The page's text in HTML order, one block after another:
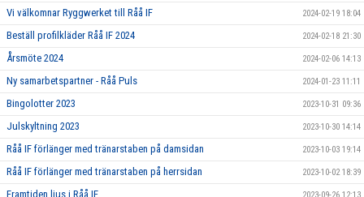
Vi välkomnar Ryggwerket till Råå IF 2024-02-19 18:04
Beställ profilkläder Råå IF 2024 2024-02-18 21:30
Årsmöte 2024 2024-02-06 14:13
Ny samarbetspartner - Råå Puls 2024-01-23 11:11
Bingolotter 2023 2023-10-31 09:36
Julskyltning 2023 2023-10-30 14:14
Råå IF förlänger med tränarstaben på damsidan 2023-10-03 19:14
Råå IF förlänger med tränarstaben på herrsidan 2023-10-02 18:39
Framtiden ljus i Råå IF 2023-09-26 12:13